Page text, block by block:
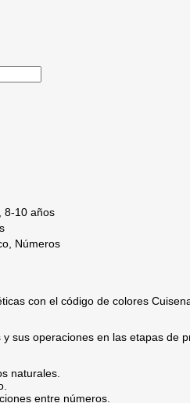
8-10 años
Números
con el código de colores
sus operaciones en las etapas de
naturales.
entre números.